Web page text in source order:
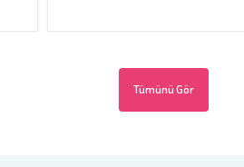
Tümünü Gör